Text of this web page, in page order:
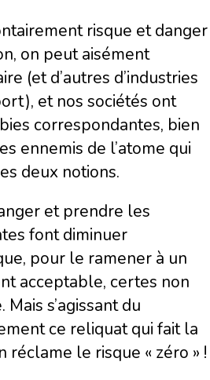
risque et danger
on peut aisément
(et d’autres d’industries
et nos sociétés ont
correspondantes, bien
ennemis de l’atome qui
deux notions.
et prendre les
font diminuer
pour le ramener à un
acceptable, certes non
s’agissant du
ce reliquat qui fait la
réclame le risque « zéro » !